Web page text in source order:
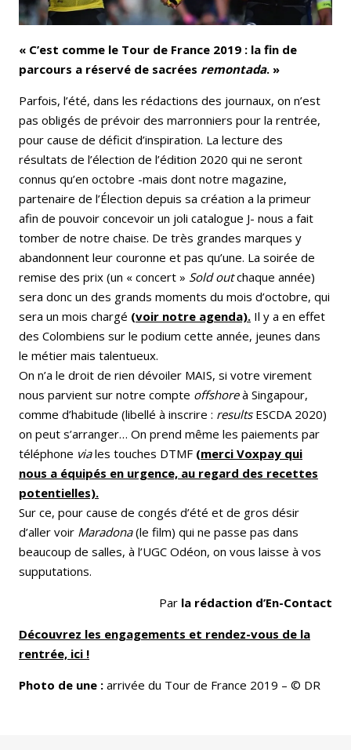
« C’est comme le Tour de France 2019 : la fin de
parcours a réservé de sacrées remontada. »
Parfois, l’été, dans les rédactions des journaux, on n’est
pas obligés de prévoir des marronniers pour la rentrée,
pour cause de déficit d’inspiration. La lecture des
résultats de l’élection de l’édition 2020 qui ne seront
connus qu’en octobre -mais dont notre magazine,
partenaire de l’Élection depuis sa création a la primeur
afin de pouvoir concevoir un joli catalogue J- nous a fait
tomber de notre chaise. De très grandes marques y
abandonnent leur couronne et pas qu’une. La soirée de
remise des prix (un « concert » Sold outchaque année)
sera donc un des grands moments du mois d’octobre, qui
sera un mois chargé (voir notre agenda). Il y a en effet
des Colombiens sur le podium cette année, jeunes dans
le métier mais talentueux.
On n’a le droit de rien dévoiler MAIS, si votre virement
nous parvient sur notre compte offshoreà Singapour,
comme d’habitude (libellé à inscrire : resultsESCDA 2020)
on peut s’arranger… On prend même les paiements par
téléphone viales touches DTMF (merci Voxpay qui
nous a équipés en urgence, au regard des recettes
potentielles).
Sur ce, pour cause de congés d’été et de gros désir
d’aller voir Maradona(le film) qui ne passe pas dans
beaucoup de salles, à l’UGC Odéon, on vous laisse à vos
supputations.
Par la rédaction d’En-Contact
Découvrez les engagements et rendez-vous de la
rentrée, ici !
Photo de une : arrivée du Tour de France 2019 – © DR